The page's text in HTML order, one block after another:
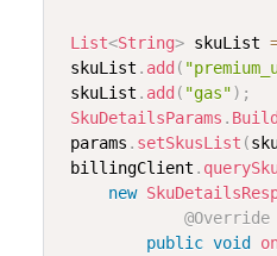
List<String> skuList
skuList . add (
skuList . add ( "gas") ;
SkuDetailsParams .
params . setSkusList (
billingClient .
new
@Override
public void